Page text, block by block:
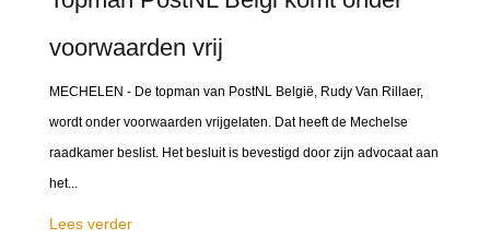
voorwaarden vrij
MECHELEN - De topman van PostNL België, Rudy Van Rillaer,
wordt onder voorwaarden vrijgelaten. Dat heeft de Mechelse
raadkamer beslist. Het besluit is bevestigd door zijn advocaat aan
het...
Lees verder